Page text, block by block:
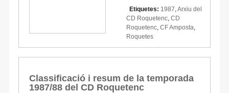
Etiquetes: 1987 Arxiu del
CD Roquetenc CD
Roquetenc CF Amposta
Roquetes
Classificació i resum de la temporada
1987/88 del CD Roquetenc